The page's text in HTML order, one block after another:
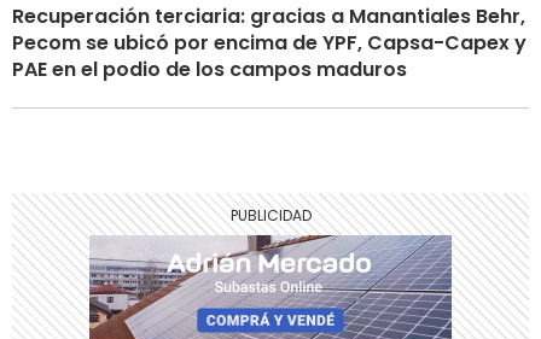
Recuperación terciaria: gracias a Manantiales Behr,
Pecom se ubicó por encima de YPF, Capsa-Capex y
PAE en el podio de los campos maduros